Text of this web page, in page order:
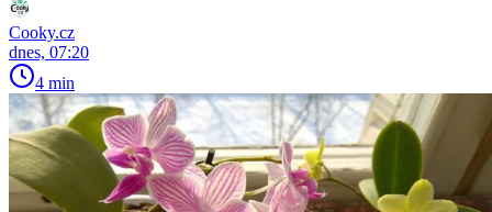
Cooky.cz
dnes, 07:20
4 min